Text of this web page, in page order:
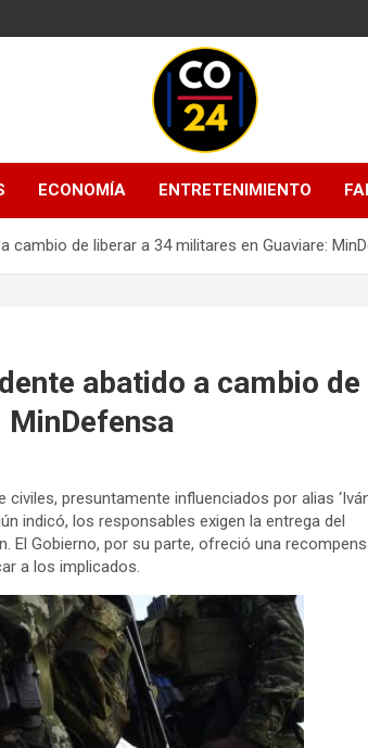
Colombia
Noticias
Mundo
Mantente informado con
actualizaciones en política,
ECONOMÍA ENTRETENIMIENTO
cambio de liberar a 34 militares en Guaviare:
abatido a cambio de
presuntamente influenciados por alias
indicó, los responsables exigen la entrega del
El Gobierno, por su parte, ofreció una
a los implicados.